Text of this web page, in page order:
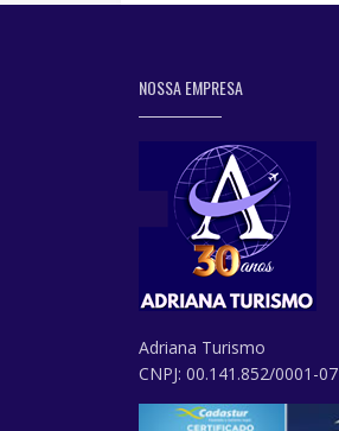
NOSSA EMPRESA
Adriana Turismo
CNPJ: 00.141.852/0001-07